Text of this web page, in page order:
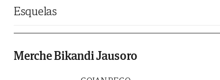
Esquelas
Merche Bikandi Jausoro